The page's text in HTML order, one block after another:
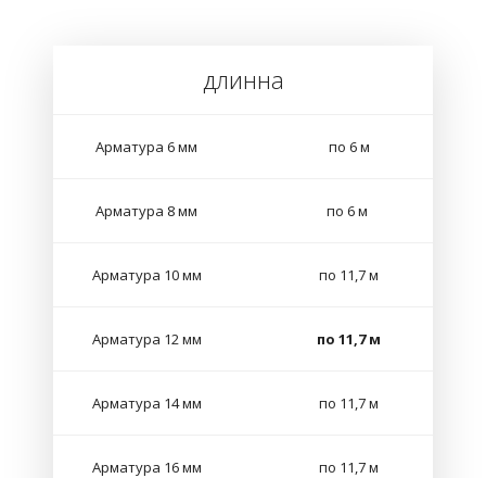
длинна
Арматура 6 мм по 6 м
Арматура 8 мм по 6 м
Арматура 10 мм по 11,7 м
Арматура 12 мм по 11,7 м
Арматура 14 мм по 11,7 м
Арматура 16 мм по 11,7 м